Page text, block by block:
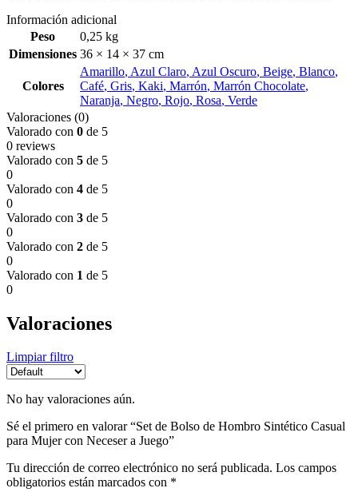
Información adicional
Peso
0,25 kg
Dimensiones 36 × 14 × 37 cm
Colores
Amarillo, Azul Claro, Azul Oscuro, Beige, Blanco,
Café, Gris, Kaki, Marrón, Marrón Chocolate,
Naranja, Negro, Rojo, Rosa, Verde
Valoraciones (0)
Valorado con 0 de 5
0 reviews
Valorado con 5 de 5
0
Valorado con 4 de 5
0
Valorado con 3 de 5
0
Valorado con 2 de 5
0
Valorado con 1 de 5
0
Valoraciones
Limpiar filtro
No hay valoraciones aún.
Sé el primero en valorar “Set de Bolso de Hombro Sintético Casual
para Mujer con Neceser a Juego”
Tu dirección de correo electrónico no será publicada. Los campos
obligatorios están marcados con *